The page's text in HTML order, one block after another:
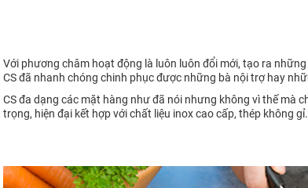
Với phương châm hoạt động là luôn luôn đổi mới, tạo ra
CS đã nhanh chóng chinh phục được những bà nội trợ hay
CS đa dạng các mặt hàng như đã nói nhưng không vì thế mà
trọng, hiện đại kết hợp với chất liệu inox cao cấp, thép không